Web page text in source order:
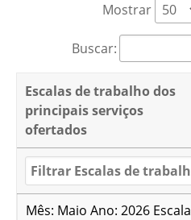
Mostrar
Buscar:
Escalas de trabalho dos
principais serviços
ofertados
Mês: Maio Ano: 2026 Escala